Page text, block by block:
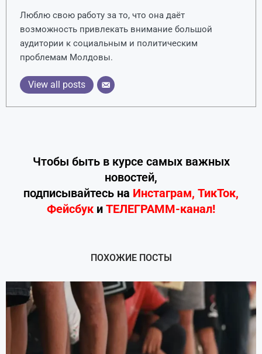
Люблю свою работу за то, что она даёт
возможность привлекать внимание большой
аудитории к социальным и политическим
проблемам Молдовы.
View all posts
Чтобы быть в курсе самых важных
новостей,
подписывайтесь на Инстаграм, ТикТок,
Фейсбук и ТЕЛЕГРАММ-канал!
ПОХОЖИЕ ПОСТЫ